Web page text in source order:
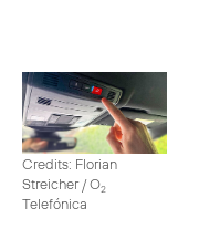
Credits: Florian
Streicher / O2
Telefónica